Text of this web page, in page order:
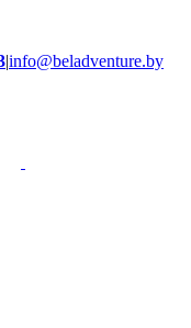
|info@beladventure.by